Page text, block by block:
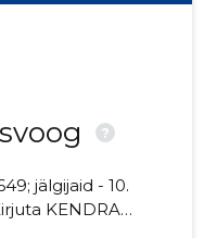
?
jälgijaid - 10.